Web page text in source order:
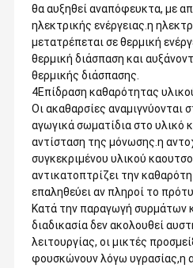
θα αυξηθεί αναπόφευκτα, με
ηλεκτρικής ενέργειας.η
μετατρέπεται σε θερμική
θερμική διάσπαση και
θερμικής διάσπασης.
4Επίδραση καθαρότητας
Οι ακαθαρσίες αναμιγνύονται
αγωγικά σωματίδια στο υλικό
αντίσταση της μόνωσης.η
συγκεκριμένου υλικού
αντικατοπτρίζει την
επαληθεύει αν πληροί το
Κατά την παραγωγή συρμάτων
διαδικασία δεν ακολουθεί
λειτουργίας, οι μικτές
φουσκώνουν λόγω υγρασίας,η